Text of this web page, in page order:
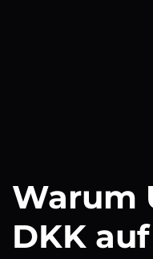
Warum
DKK